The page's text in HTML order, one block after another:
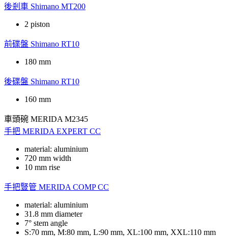
後剎車 Shimano MT200
2 piston
前碟盤 Shimano RT10
180 mm
後碟盤 Shimano RT10
160 mm
車頭碗 MERIDA M2345
手把 MERIDA EXPERT CC
material: aluminium
720 mm width
10 mm rise
手把豎管 MERIDA COMP CC
material: aluminium
31.8 mm diameter
7° stem angle
S:70 mm, M:80 mm, L:90 mm, XL:100 mm, XXL:110 mm